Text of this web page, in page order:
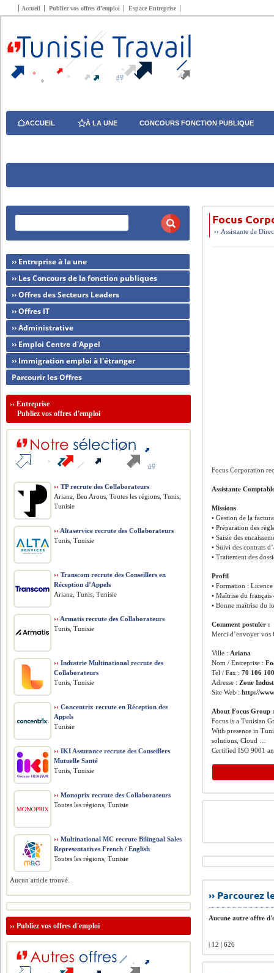
Accueil Publiez vos offres d’emploi Espace Entreprise
ACCUEIL À LA UNE CONCOURS FONCTION PUBLIQUE
Focus
›› Assistante de
Focus Corporation
Assistante
Missions
• Gestion de la
• Préparation des
• Saisie des
• Suivi des contrats
• Traitement des
Profil
• Formation :
• Maîtrise du français
• Bonne maîtrise du
Comment postuler :
Merci d’envoyer
Ville : Ariana
Nom / Entreprise :
Tel / Fax :70 106
Adresse :Zone
Site Web :http://
About Focus Group
Focus is a Tunisian
With presence in
solutions, Cloud …
Certified ISO 9001
››
Aucune autre offre
| 12 | 626
›› Entreprise à la une
›› Les Concours de la fonction publiques
›› Offres des Secteurs Leaders
›› Offres IT
›› Administrative
›› Emploi Centre d'Appel
›› Immigration emploi à l'étranger
Parcourir les Offres
››Entreprise
Publiez vos offres d'emploi
›› TP recrute des Collaborateurs
Ariana, Ben Arous, Toutes les régions, Tunis,
Tunisie
›› Altaservice recrute des Collaborateurs
Tunis, Tunisie
›› Transcom recrute des Conseillers en
Réception d’Appels
Ariana, Tunis, Tunisie
›› Armatis recrute des Collaborateurs
Tunis, Tunisie
›› Industrie Multinational recrute des
Collaborateurs
Tunis, Tunisie
›› Concentrix recrute en Réception des
Appels
Tunisie
›› IKI Assurance recrute des Conseillers
Mutuelle Santé
Tunis, Tunisie
›› Monoprix recrute des Collaborateurs
Toutes les régions, Tunisie
›› Multinational MC recrute Bilingual Sales
Representatives French / English
Toutes les régions, Tunisie
Aucun article trouvé.
››Publiez vos offres d'emploi